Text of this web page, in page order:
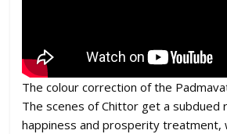
The colour correction of the
The scenes of Chittor get a subdued
happiness and prosperity treatment,